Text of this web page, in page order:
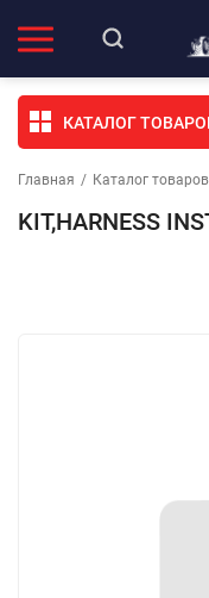
КАТАЛОГ
Главная / Каталог товаров
KIT,HARNESS